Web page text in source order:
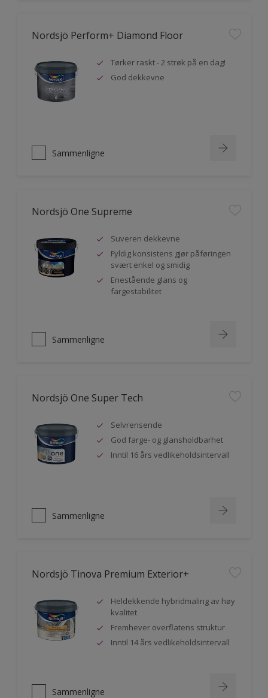
Nordsjö Perform+ Diamond Floor
Tørker raskt - 2 strøk på en dag!
God dekkevne
Sammenligne
Nordsjö One Supreme
Suveren dekkevne
Fyldig konsistens gjør påføringen
svært enkel og smidig
Enestående glans og
fargestabilitet
Sammenligne
Nordsjö One Super Tech
Selvrensende
God farge- og glansholdbarhet
Inntil 16 års vedlikeholdsintervall
Sammenligne
Nordsjö Tinova Premium Exterior+
Heldekkende hybridmaling av høy
kvalitet
Fremhever overflatens struktur
Inntil 14 års vedlikeholdsintervall
Sammenligne